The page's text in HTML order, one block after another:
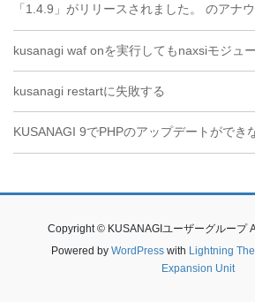
「1.4.9」がリリースされました。 のアナ
kusanagi waf onを実行してもnaxsiモジュ
kusanagi restartに失敗する
KUSANAGI 9でPHPのアップデートができ
Copyright © KUSANAGIユーザーグループ
Powered by WordPresswith Lightning
Expansion Unit